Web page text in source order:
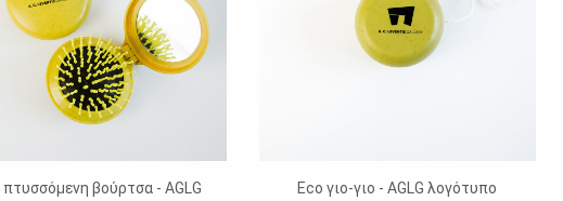
πτυσσόμενη βούρτσα - AGLG
Eco γιο-γιο - AGLG λογότυπο